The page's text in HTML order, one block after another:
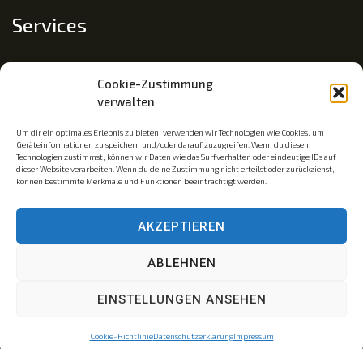
Cookie-Zustimmung
verwalten
Um dir ein optimales Erlebnis zu bieten, verwenden wir Technologien wie Cookies, um
Geräteinformationen zu speichern und/oder darauf zuzugreifen. Wenn du diesen
Technologien zustimmst, können wir Daten wie das Surfverhalten oder eindeutige IDs auf
dieser Website verarbeiten. Wenn du deine Zustimmung nicht erteilst oder zurückziehst,
können bestimmte Merkmale und Funktionen beeinträchtigt werden.
AKZEPTIEREN
ABLEHNEN
EINSTELLUNGEN ANSEHEN
Cookie-RichtlinieDatenschutzerklärungImpressum
Services
Impressum
Datenschutz
Mitgliedschaft
Mitglied im Fachverband Traumapädagogik e.V.
Traumainsel © ist eine eingetragene Wortmarke. Az.: 30